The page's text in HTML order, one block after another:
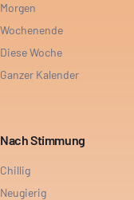
Morgen
Wochenende
Diese Woche
Ganzer Kalender
Nach Stimmung
Chillig
Neugierig